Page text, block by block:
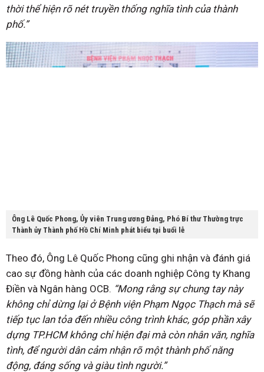
thời thể hiện rõ nét truyền thống nghĩa tình của thành
phố.”
Ông Lê Quốc Phong, Ủy viên Trung ương Đảng, Phó Bí thư Thường trực
Thành ủy Thành phố Hồ Chí Minh phát biểu tại buổi lễ
Theo đó, Ông Lê Quốc Phong cũng ghi nhận và đánh giá
cao sự đồng hành của các doanh nghiệp Công ty Khang
Điền và Ngân hàng OCB. “Mong rằng sự chung tay này
không chỉ dừng lại ở Bệnh viện Phạm Ngọc Thạch mà sẽ
tiếp tục lan tỏa đến nhiều công trình khác, góp phần xây
dựng TP.HCM không chỉ hiện đại mà còn nhân văn, nghĩa
tình, để người dân cảm nhận rõ một thành phố năng
động, đáng sống và giàu tình người.”